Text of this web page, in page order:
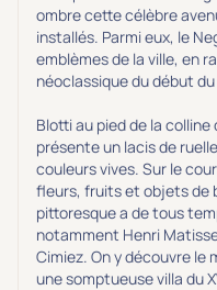
ombre cette célèbre
installés. Parmi eux, le
emblèmes de la ville, en
néoclassique du début du
Blotti au pied de la
présente un lacis de
couleurs vives. Sur le
fleurs, fruits et objets de
pittoresque a de tous
notamment Henri
Cimiez. On y découvre le
une somptueuse villa du